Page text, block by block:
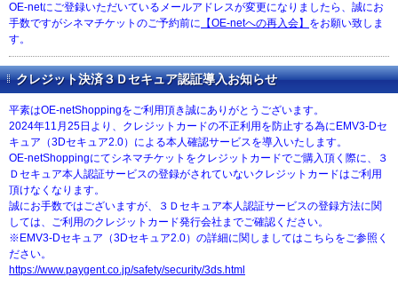
OE-netにご登録いただいているメールアドレスが変更になりましたら、誠にお
手数ですがシネマチケットのご予約前に 【OE-netへの再入会】 をお願い致しま
す。
クレジット決済３Ｄセキュア認証導入お知らせ
平素はOE-netShoppingをご利用頂き誠にありがとうございます。
2024年11月25日より、クレジットカードの不正利用を防止する為にEMV3-Dセ
キュア（3Dセキュア2.0）による本人確認サービスを導入いたします。
OE-netShoppingにてシネマチケットをクレジットカードでご購入頂く際に、３
Ｄセキュア本人認証サービスの登録がされていないクレジットカードはご利用
頂けなくなります。
誠にお手数ではございますが、３Ｄセキュア本人認証サービスの登録方法に関
しては、ご利用のクレジットカード発行会社までご確認ください。
※EMV3-Dセキュア（3Dセキュア2.0）の詳細に関しましてはこちらをご参照く
ださい。
https://www.paygent.co.jp/safety/security/3ds.html